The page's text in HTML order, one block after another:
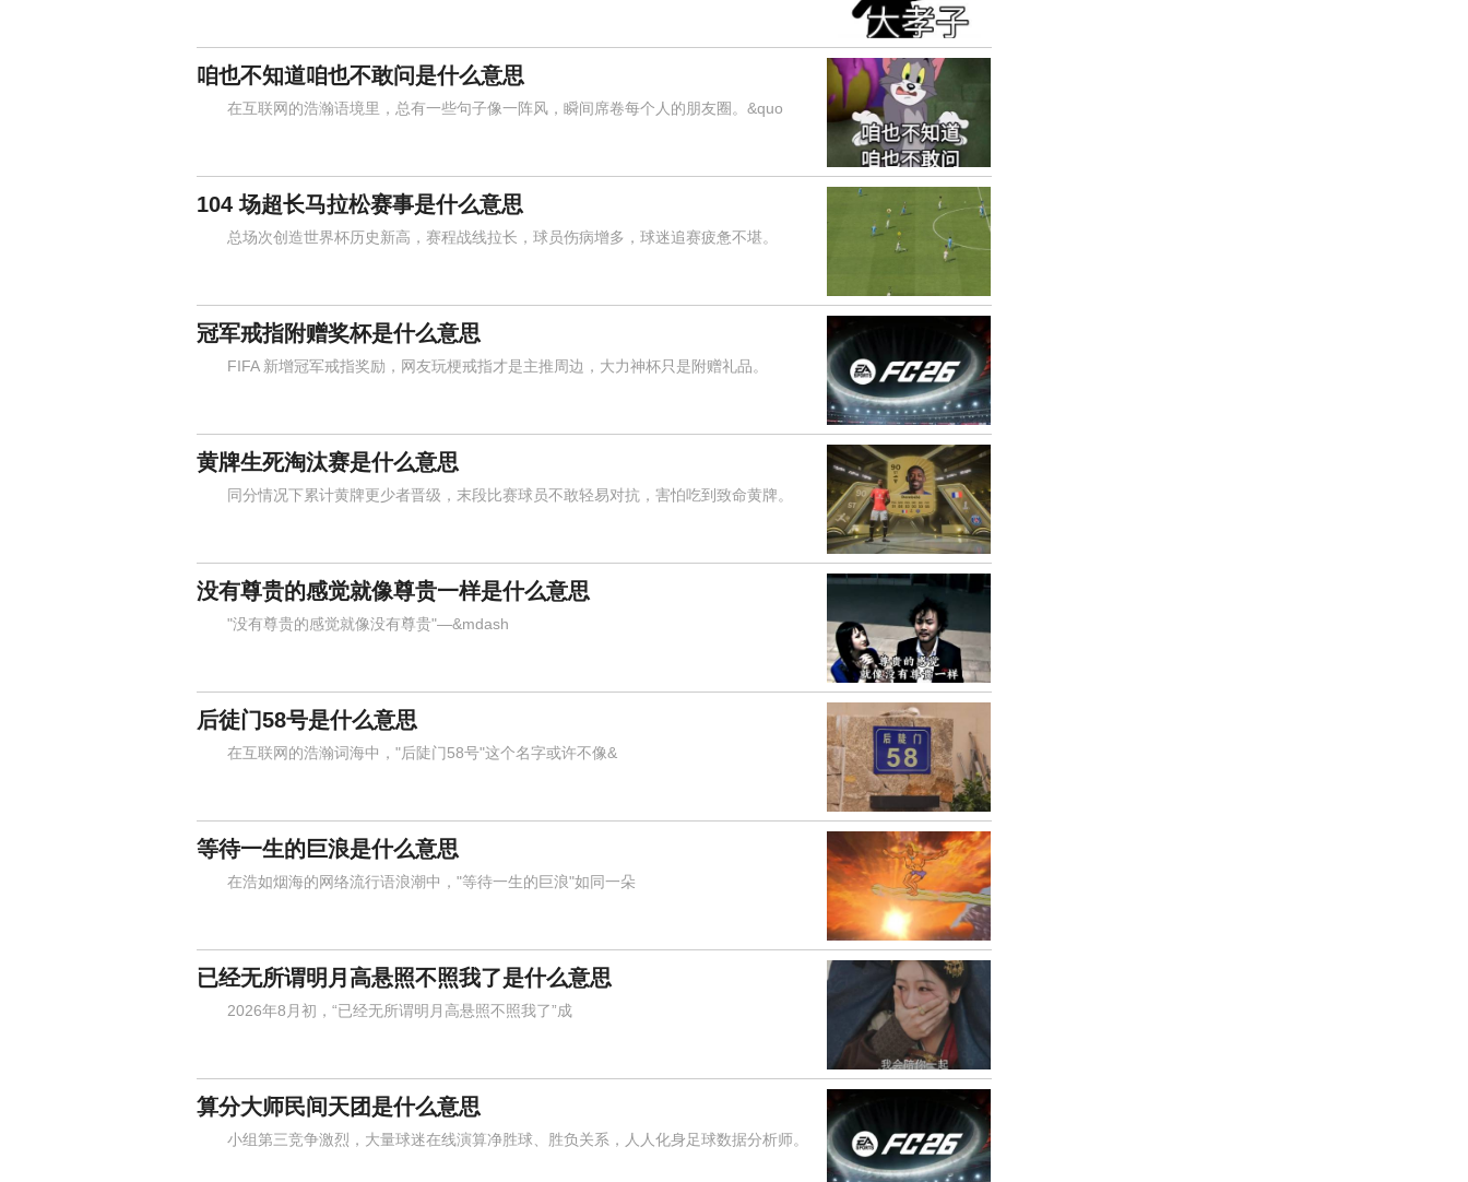
咱也不知道咱也不敢问是什么意思
在互联网的浩瀚语境里，总有一些句子像一阵风，瞬间席卷每个人的朋友圈。&quo
104 场超长马拉松赛事是什么意思
总场次创造世界杯历史新高，赛程战线拉长，球员伤病增多，球迷追赛疲惫不堪。
冠军戒指附赠奖杯是什么意思
FIFA 新增冠军戒指奖励，网友玩梗戒指才是主推周边，大力神杯只是附赠礼品。
黄牌生死淘汰赛是什么意思
同分情况下累计黄牌更少者晋级，末段比赛球员不敢轻易对抗，害怕吃到致命黄牌。
没有尊贵的感觉就像尊贵一样是什么意思
"没有尊贵的感觉就像没有尊贵"—&mdash
后徒门58号是什么意思
在互联网的浩瀚词海中，"后陡门58号"这个名字或许不像&
等待一生的巨浪是什么意思
在浩如烟海的网络流行语浪潮中，"等待一生的巨浪"如同一朵
已经无所谓明月高悬照不照我了是什么意思
2026年8月初，“已经无所谓明月高悬照不照我了”成
算分大师民间天团是什么意思
小组第三竞争激烈，大量球迷在线演算净胜球、胜负关系，人人化身足球数据分析师。